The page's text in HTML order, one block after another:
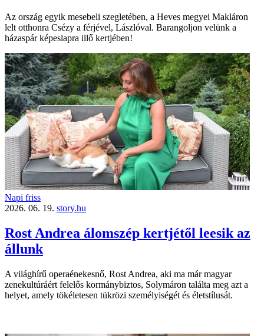
Az ország egyik mesebeli szegletében, a Heves megyei Makláron
lelt otthonra Csézy a férjével, Lászlóval. Barangoljon velünk a
házaspár képeslapra illő kertjében!
Napi friss
2026. 06. 19. story.hu
Rost Andrea álomszép kertjétől leesik az
állunk
A világhírű operaénekesnő, Rost Andrea, aki ma már magyar
zenekultúráért felelős kormánybiztos, Solymáron találta meg azt a
helyet, amely tökéletesen tükrözi személyiségét és életstílusát.